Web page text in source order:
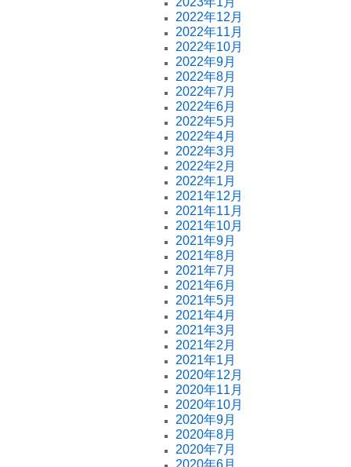
2022年12月
2022年11月
2022年10月
2022年9月
2022年8月
2022年7月
2022年6月
2022年5月
2022年4月
2022年3月
2022年2月
2022年1月
2021年12月
2021年11月
2021年10月
2021年9月
2021年8月
2021年7月
2021年6月
2021年5月
2021年4月
2021年3月
2021年2月
2021年1月
2020年12月
2020年11月
2020年10月
2020年9月
2020年8月
2020年7月
2020年6月